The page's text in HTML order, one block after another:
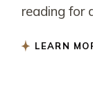
reading for
LEARN